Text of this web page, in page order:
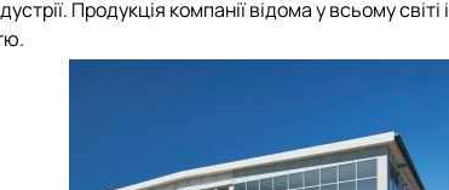
Продукція компанії відома у всьому